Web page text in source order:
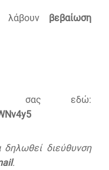
λάβουν βεβαίωση
σας εδώ:
δηλωθεί διεύθυνση
.